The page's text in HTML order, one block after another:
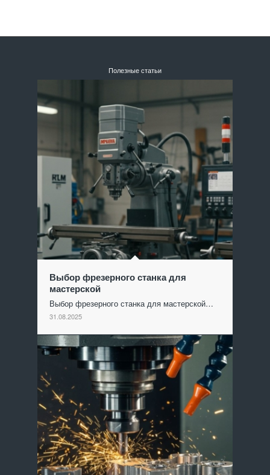
Полезные статьи
Выбор фрезерного станка для
мастерской
Выбор фрезерного станка для мастерской…
31.08.2025